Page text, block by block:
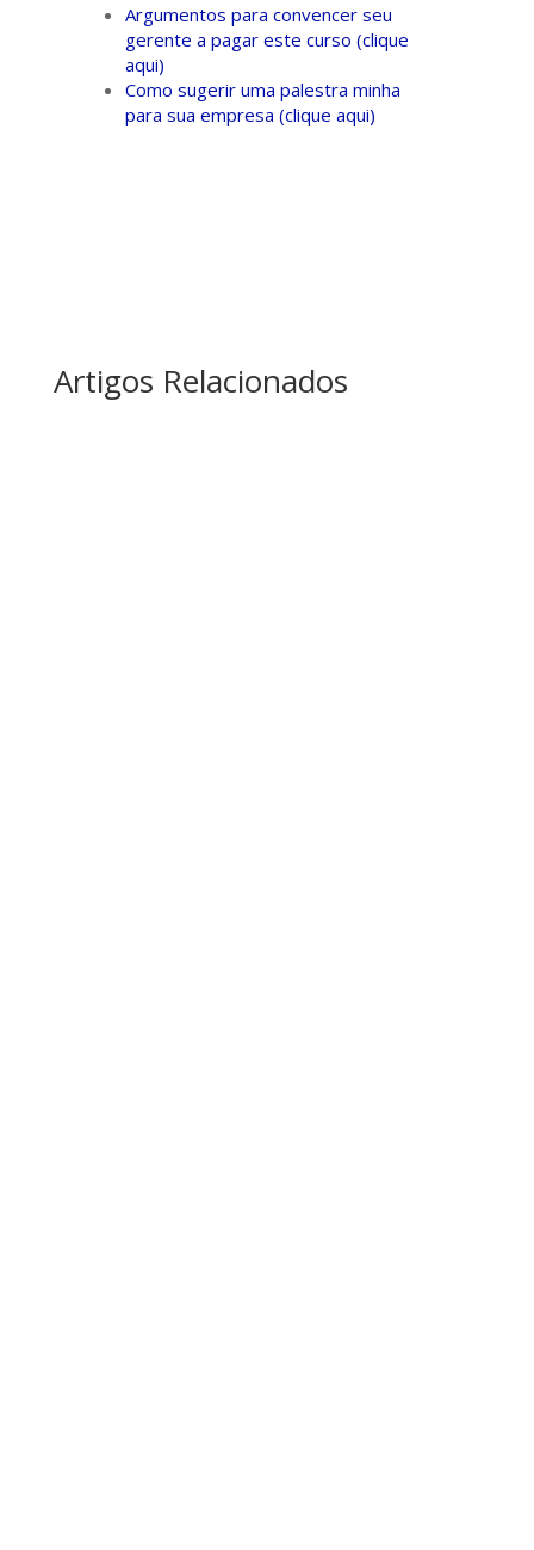
Argumentos para convencer seu
gerente a pagar este curso (clique
aqui)
Como sugerir uma palestra minha
para sua empresa (clique aqui)
Artigos Relacionados